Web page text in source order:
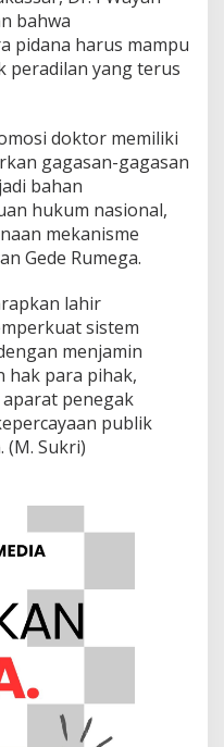
bahwa
pidana harus mampu
peradilan yang terus
doktor memiliki
gagasan-gagasan
bahan
hukum nasional,
mekanisme
Gede Rumega.
lahir
sistem
menjamin
hak para pihak,
penegak
publik
(M. Sukri)